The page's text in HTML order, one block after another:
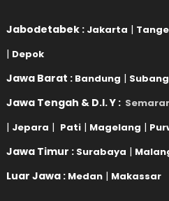
Jabodetabek : Jakarta |
| Depok
Jawa Barat : Bandung | Subang
Jawa Tengah & D.I. Y :
| Jepara | Pati | Magelang |
Jawa Timur : Surabaya |
Luar Jawa : Medan | Makassar